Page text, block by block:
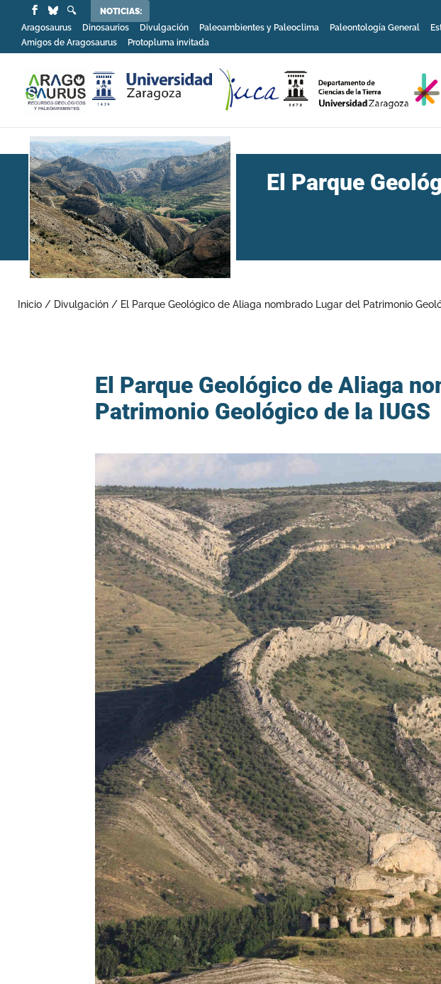
NOTICIAS:
Aragosaurus
Dinosaurios Divulgación Paleoambientes y Paleoclima Paleontología General
Amigos de Aragosaurus
Protopluma invitada
El Parque
Inicio / Divulgación / El Parque Geológico de Aliaga nombrado Lugar del Patrimonio
El Parque Geológico de Aliaga
Patrimonio Geológico de la IUGS